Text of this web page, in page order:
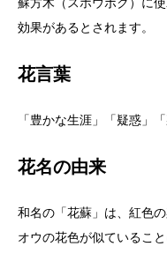
効果があるとされます。
花言葉
「豊かな生涯」「疑惑」「
花名の由来
和名の「花蘇」は、紅色
オウの花色が似ていること